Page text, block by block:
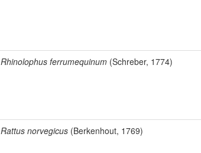
Rhinolophus ferrumequinum (Schreber, 1774)
Rattus norvegicus (Berkenhout, 1769)